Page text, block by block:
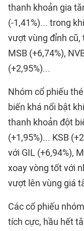
thanh khoản gia
(-1,41%)... trong
vượt vùng đỉnh
MSB (+6,74%),
(+2,95%)...
Nhóm cổ phiếu
biến khá nổi bật
thanh khoản đột
(+1,95%)... KSB
với GIL (+6,94%),
xoay vòng tốt với
vượt lên vùng giá
Các cổ phiếu
tích cực, hầu hết